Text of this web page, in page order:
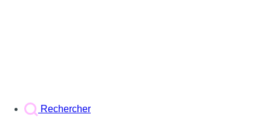
Rechercher